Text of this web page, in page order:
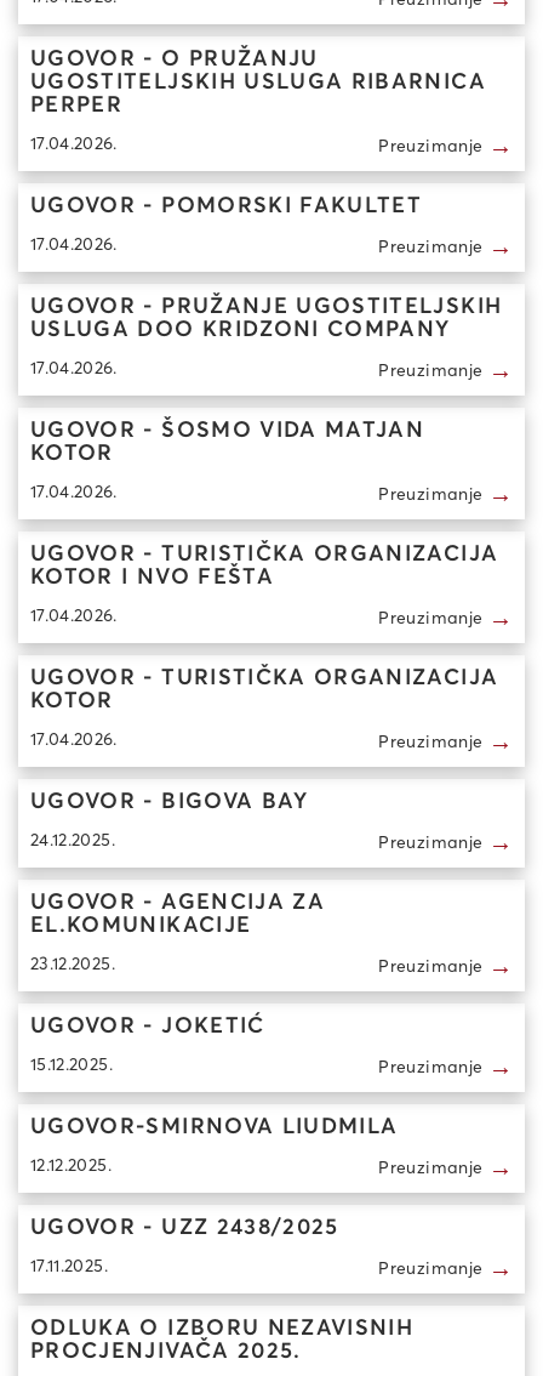
UGOVOR - O PRUŽANJU
UGOSTITELJSKIH USLUGA RIBARNICA
PERPER
17.04.2026. Preuzimanje →
UGOVOR - POMORSKI FAKULTET
17.04.2026. Preuzimanje →
UGOVOR - PRUŽANJE UGOSTITELJSKIH
USLUGA DOO KRIDZONI COMPANY
17.04.2026. Preuzimanje →
UGOVOR - ŠOSMO VIDA MATJAN
KOTOR
17.04.2026. Preuzimanje →
UGOVOR - TURISTIČKA ORGANIZACIJA
KOTOR I NVO FEŠTA
17.04.2026. Preuzimanje →
UGOVOR - TURISTIČKA ORGANIZACIJA
KOTOR
17.04.2026. Preuzimanje →
UGOVOR - BIGOVA BAY
24.12.2025. Preuzimanje →
UGOVOR - AGENCIJA ZA
EL.KOMUNIKACIJE
23.12.2025. Preuzimanje →
UGOVOR - JOKETIĆ
15.12.2025. Preuzimanje →
UGOVOR-SMIRNOVA LIUDMILA
12.12.2025. Preuzimanje →
UGOVOR - UZZ 2438/2025
17.11.2025. Preuzimanje →
ODLUKA O IZBORU NEZAVISNIH
PROCJENJIVAČA 2025.